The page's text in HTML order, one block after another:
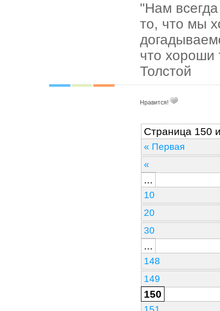
"Нам
то, что мы
что хороши
Толстой
Нравится!
Страница 150
« Первая
«
...
10
20
30
...
148
149
150